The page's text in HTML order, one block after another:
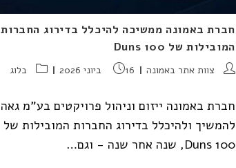
חברת באמונה ממשיכה להיכלל בדירוג החברות
המובילות של Duns 100
מחבר:צוות אתר באמונה פורסם:
16 ביוני 2026 קטגוריה:
בלוג
חברת באמונה ייזום וניהול פרויקטים בע"מ גאה
להמשיך ולהיכלל בדירוג החברות המובילות של
Duns 100, שנה אחר שנה - וגם…